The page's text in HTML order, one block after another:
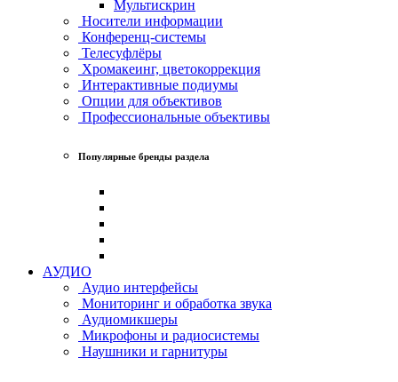
Мультискрин
Носители информации
Конференц-системы
Телесуфлёры
Хромакеинг, цветокоррекция
Интерактивные подиумы
Опции для объективов
Профессиональные объективы
Популярные бренды раздела
АУДИО
Аудио интерфейсы
Мониторинг и обработка звука
Аудиомикшеры
Микрофоны и радиосистемы
Наушники и гарнитуры